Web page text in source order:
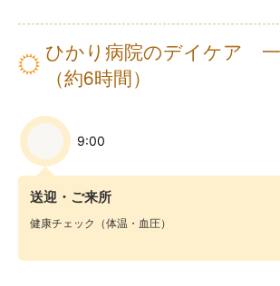
ひかり病院のデイケア
（約6時間）
9:00
送迎・ご来所
健康チェック（体温・血圧）